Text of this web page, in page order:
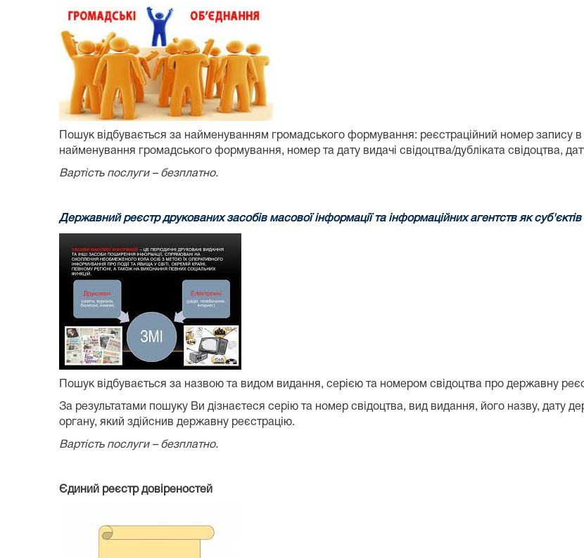
Пошук відбувається за найменуванням громадського формування: реєстраційний номер запису
найменування громадського формування, номер та дату видачі свідоцтва/дубліката свідоцтва, дату
Вартість послуги – безплатно.
Державний реєстр друкованих засобів масової інформації та інформаційних агентств як суб'єктів
Пошук відбувається за назвою та видом видання, серією та номером свідоцтва про державну
За результатами пошуку Ви дізнаєтеся серію та номер свідоцтва, вид видання, його назву, дату
органу, який здійснив державну реєстрацію.
Вартість послуги – безплатно.
Єдиний реєстр довіреностей